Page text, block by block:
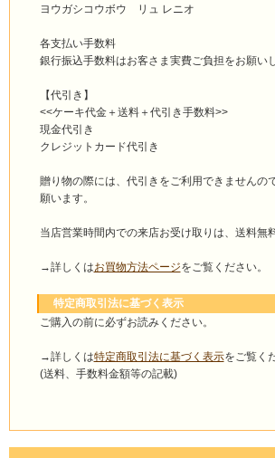
ヨウガシコウボウ リュ レニオ
各支払い手数料
銀行振込手数料はお客さま実費ご負担をお願い
【代引き】
<<ケーキ代金＋送料＋代引き手数料>>
現金代引き
クレジットカード代引き
贈り物の際には、代引きをご利用できませんの
願います。
当店営業時間内での来店お受け取りは、送料無
→詳しくはお買物方法ページをご覧ください。
特定商取引法に基づく表示
ご購入の前に必ずお読みください。
→詳しくは特定商取引法に基づく表示をご覧く
(送料、手数料金額等の記載)